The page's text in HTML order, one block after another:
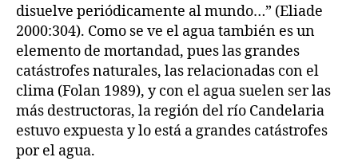
disuelve periódicamente al mundo…” (Eliade
2000:304). Como se ve el agua también es un
elemento de mortandad, pues las grandes
catástrofes naturales, las relacionadas con el
clima (Folan 1989), y con el agua suelen ser las
más destructoras, la región del río Candelaria
estuvo expuesta y lo está a grandes catástrofes
por el agua.